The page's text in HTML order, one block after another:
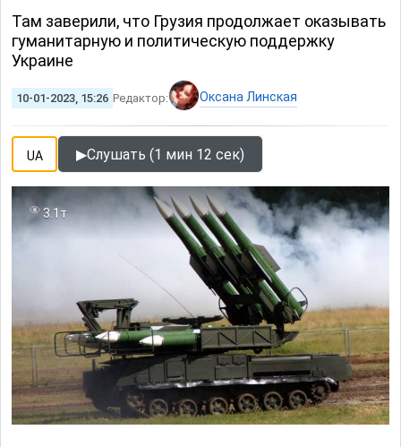
Там заверили, что Грузия продолжает оказывать
гуманитарную и политическую поддержку
Украине
10-01-2023, 15:26 Редактор: Оксана Линская
UA ▶Слушать (1 мин 12 сек)
3.1т